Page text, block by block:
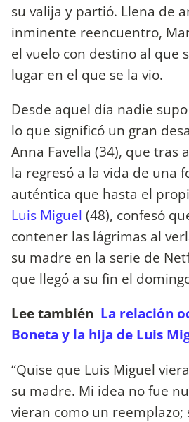
su valija y partió. Llena de
inminente reencuentro,
el vuelo con destino al que
lugar en el que se la vio.
Desde aquel día nadie
lo que significó un gran
Anna Favella (34), que tras
la regresó a la vida de una
auténtica que hasta el
Luis Miguel (48), confesó
contener las lágrimas al
su madre en la serie de
que llegó a su fin el
Lee también La relación
Boneta y la hija de Luis
“Quise que Luis Miguel
su madre. Mi idea no fue
vieran como un reemplazo;